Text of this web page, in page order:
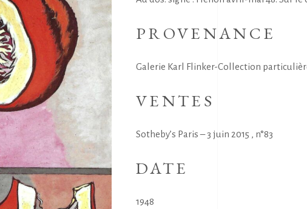
PROVENANCE
Galerie Karl Flinker-Collection
VENTES
Sotheby’s Paris – 3 juin 2015 , n°83
DATE
1948